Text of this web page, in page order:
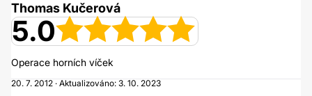
Thomas Kučerová
5.0
Operace horních víček
20. 7. 2012 · Aktualizováno: 3. 10. 2023